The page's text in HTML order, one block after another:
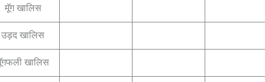
मॅूग खालिस
उड़द खालिस
खालिस